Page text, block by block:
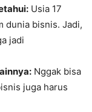
Usia 17
dunia bisnis. Jadi,
jadi
Nggak bisa
juga harus